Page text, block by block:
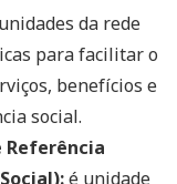
da rede
para facilitar o
benefícios e
social.
Referência
é unidade